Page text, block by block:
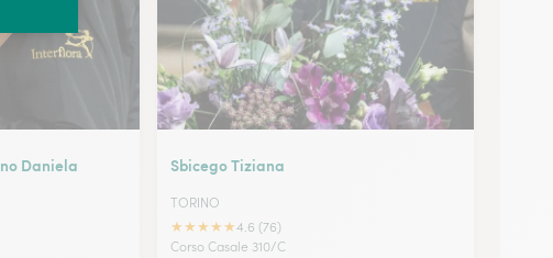
Daniela Sbicego Tiziana
TORINO
★★★★★4.6 (76)
Corso Casale 310/C